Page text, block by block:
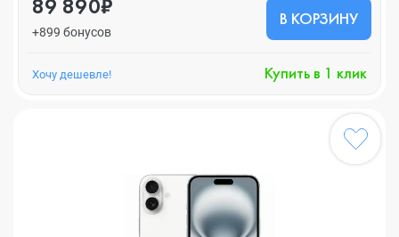
89 890₽
+899 бонусов
В КОРЗИНУ
Хочу дешевле! Купить в 1 клик